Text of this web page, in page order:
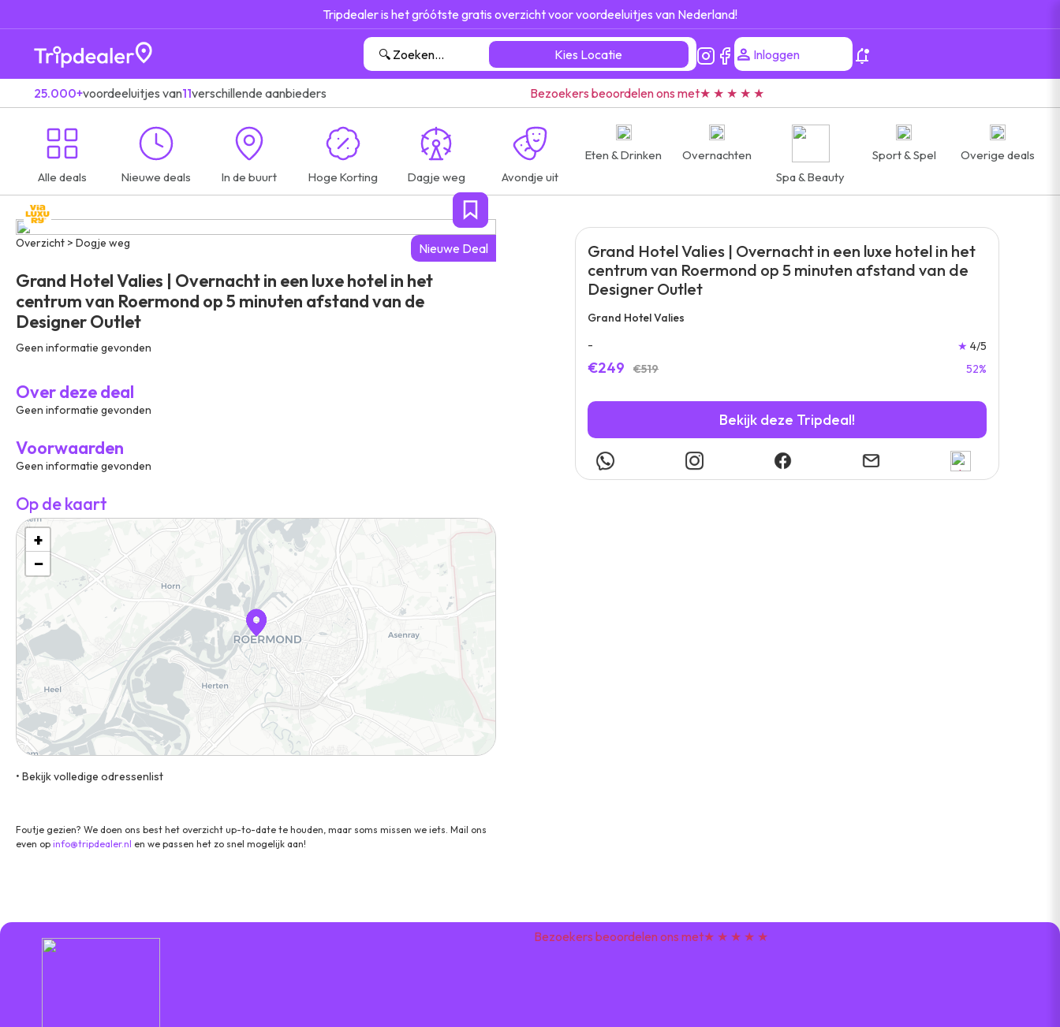
Tripdealer is het gróótste gratis overzicht voor voordeeluitjes van Nederland!
Kies Locatie Inloggen
25.000+voordeeluitjes van11verschillende aanbieders Bezoekers beoordelen ons met★ ★ ★ ★ ★
Alle deals Nieuwe deals In de buurt Hoge Korting Dagje weg Avondje uit
Eten & Drinken
Overnachten
Spa & Beauty
Sport & Spel Overige deals
Nieuwe Deal
Overzicht > Dogje weg
Grand Hotel Valies | Overnacht in een luxe hotel in het
centrum van Roermond op 5 minuten afstand van de
Designer Outlet
Geen informatie gevonden
Over deze deal
Geen informatie gevonden
Voorwaarden
Geen informatie gevonden
Op de kaart
+
−
• Bekijk volledige odressenlist
Foutje gezien? We doen ons best het overzicht up-to-date te houden, maar soms missen we iets. Mail ons
even op info@tripdealer.nl en we passen het zo snel mogelijk aan!
Grand Hotel Valies | Overnacht in een luxe hotel in het
centrum van Roermond op 5 minuten afstand van de
Designer Outlet
Grand Hotel Valies
-
€249 €519
★ 4/5
52%
Bekijk deze Tripdeal!
Bezoekers beoordelen ons met★ ★ ★ ★ ★